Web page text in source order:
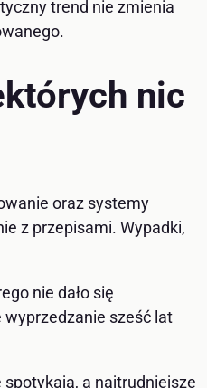
trend nie zmienia
nic
oraz systemy
z przepisami. Wypadki,
nie dało się
wyprzedzanie sześć lat
a najtrudniejsze